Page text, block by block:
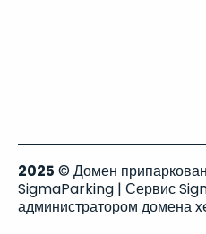
2025 © Домен
SigmaParking | Сервис
администратором домена